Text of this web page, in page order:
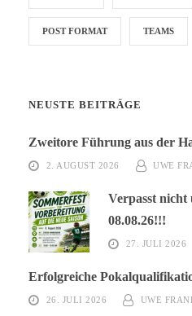
POST FORMAT TEAMS
NEUSTE BEITRÄGE
Zweitore Führung aus der
2. AUGUST 2026 UWE
Verpasst nicht
08.08.26!!!
27. JULI 2026
Erfolgreiche
26. JULI 2026 UWE